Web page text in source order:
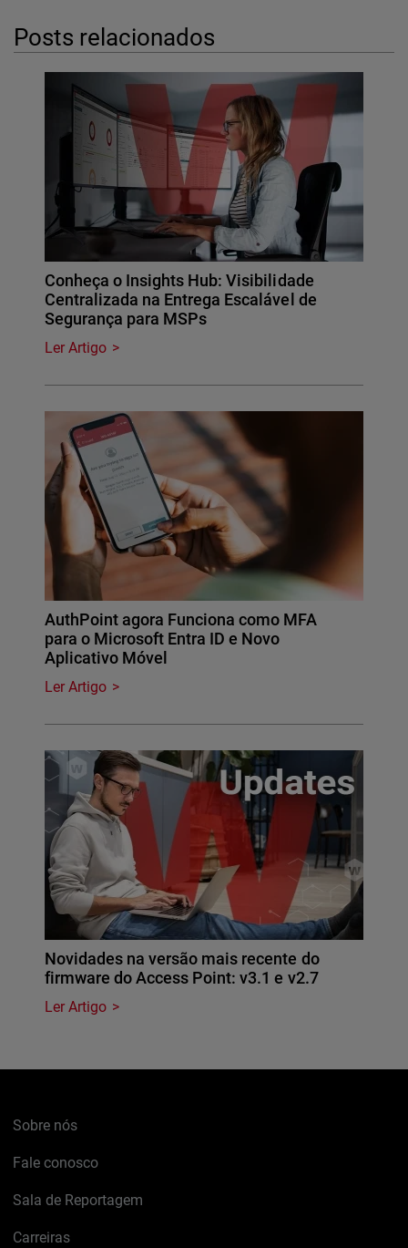
Posts relacionados
Conheça o Insights Hub: Visibilidade
Centralizada na Entrega Escalável de
Segurança para MSPs
Ler Artigo
AuthPoint agora Funciona como MFA
para o Microsoft Entra ID e Novo
Aplicativo Móvel
Ler Artigo
Novidades na versão mais recente do
firmware do Access Point: v3.1 e v2.7
Ler Artigo
Sobre nós
Fale conosco
Sala de Reportagem
Carreiras